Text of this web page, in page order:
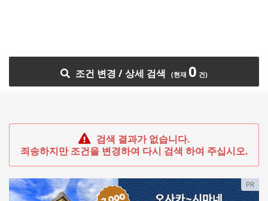
조건 변경 / 상세 검색 0
검색 결과가 없습니다.
죄송하지만 조건을 변경하여 다시 검색 하여 주십시오.
PR